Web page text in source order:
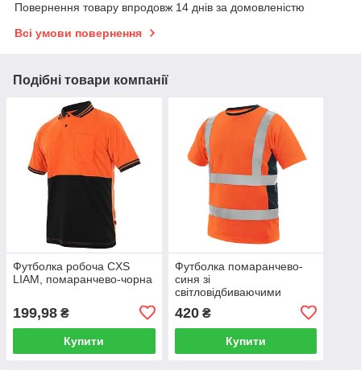
Повернення товару впродовж 14 днів за домовленістю
Всі умови повернення
Подібні товари компанії
Футболка робоча CXS
LIAM, помаранчево-чорна
199,98 ₴
Купити
Футболка помаранчево-
синя зі
світловідбиваючими
стрічками, CXS EXETER
420₴
Купити